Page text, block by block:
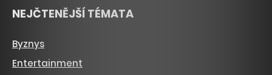
NEJČTENĚJŠÍ TÉMATA
Byznys
Entertainment